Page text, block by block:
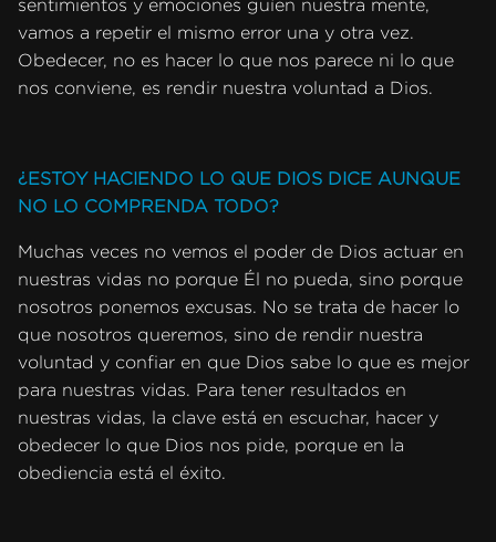
sentimientos y emociones guíen nuestra mente,
vamos a repetir el mismo error una y otra vez.
Obedecer, no es hacer lo que nos parece ni lo que
nos conviene, es rendir nuestra voluntad a Dios.
¿ESTOY HACIENDO LO QUE DIOS DICE AUNQUE
NO LO COMPRENDA TODO?
Muchas veces no vemos el poder de Dios actuar en
nuestras vidas no porque Él no pueda, sino porque
nosotros ponemos excusas. No se trata de hacer lo
que nosotros queremos, sino de rendir nuestra
voluntad y confiar en que Dios sabe lo que es mejor
para nuestras vidas. Para tener resultados en
nuestras vidas, la clave está en escuchar, hacer y
obedecer lo que Dios nos pide, porque en la
obediencia está el éxito.